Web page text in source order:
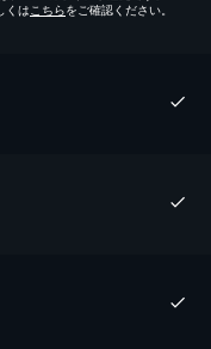
くは こちらをご確認ください。